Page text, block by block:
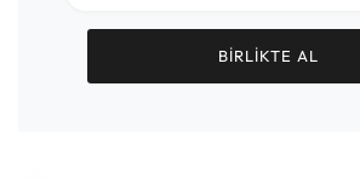
BİRLİKTE AL